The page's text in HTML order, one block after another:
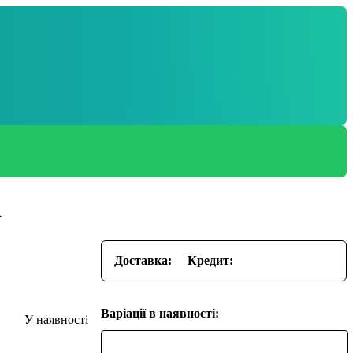
Доставка: Кредит:
Варіації в наявності: